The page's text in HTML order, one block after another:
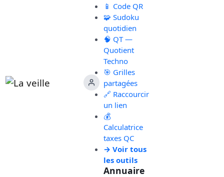
📱 Code QR
🧩 Sudoku
quotidien
🧠 QT —
Quotient
Techno
🎯 Grilles
partagées
🔗 Raccourcir
un lien
💰
Calculatrice
taxes QC
→ Voir tous
les outils
Annuaire